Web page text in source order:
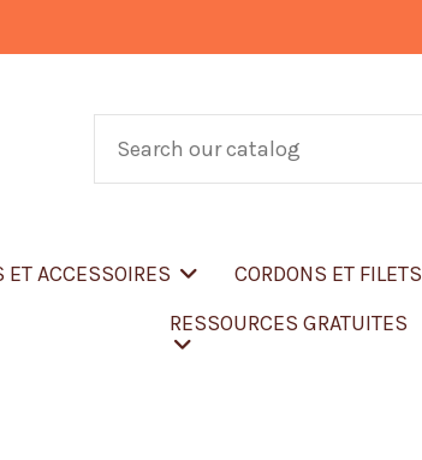
ET ACCESSOIRES CORDONS ET FILETS
RESSOURCES GRATUITES